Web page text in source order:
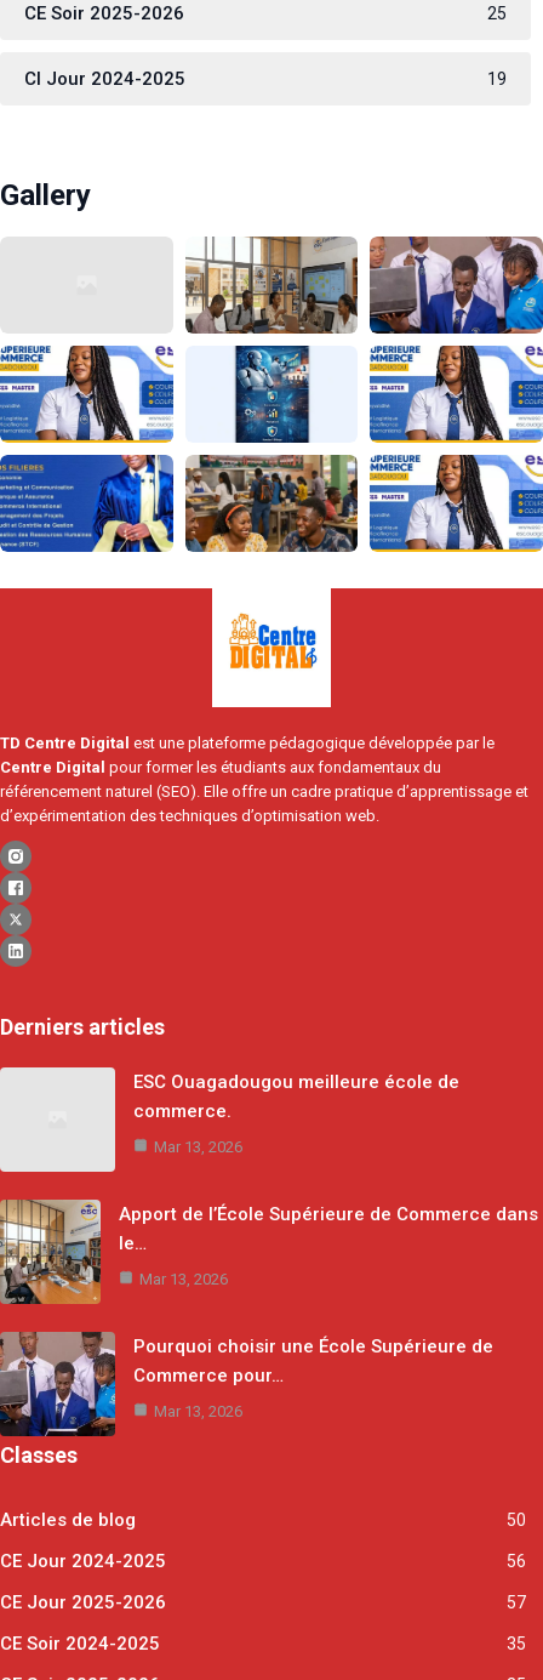
CE Soir 2025-2026 25
CI Jour 2024-2025 19
Gallery
TD Centre Digital est une plateforme pédagogique développée par le
Centre Digital pour former les étudiants aux fondamentaux du
référencement naturel (SEO). Elle offre un cadre pratique d’apprentissage et
d’expérimentation des techniques d’optimisation web.
Derniers articles
ESC Ouagadougou meilleure école de
commerce.
Mar 13, 2026
Apport de l’École Supérieure de Commerce dans
le…
Mar 13, 2026
Pourquoi choisir une École Supérieure de
Commerce pour…
Mar 13, 2026
Classes
Articles de blog 50
CE Jour 2024-2025 56
CE Jour 2025-2026 57
CE Soir 2024-2025 35